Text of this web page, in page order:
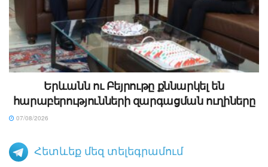
Երևանն ու Բեյրութը քննարկել են
հարաբերությունների զարգացման ուղիները
07/08/2026
Հետևեք մեզ տելեգրամում